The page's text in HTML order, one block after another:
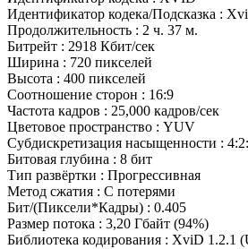
Идентификатор кодека/Подсказка :
Продолжительность : 2 ч. 37 м.
Битрейт : 2918 Кбит/сек
Ширина : 720 пикселей
Высота : 400 пикселей
Соотношение сторон : 16:9
Частота кадров : 25,000 кадров/сек
Цветовое пространство : YUV
Субдискретизация насыщенности :
Битовая глубина : 8 бит
Тип развёртки : Прогрессивная
Метод сжатия : С потерями
Бит/(Пиксели*Кадры) : 0.405
Размер потока : 3,20 Гбайт (94%)
Библиотека кодирования : XviD 1.2.1